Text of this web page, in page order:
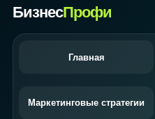
БизнесПрофи
Главная
Маркетинговые стратегии